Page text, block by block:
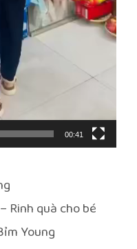
00:41
Rinh quà cho bé
Young